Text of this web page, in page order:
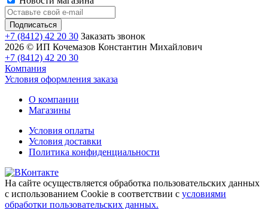
+7 (8412) 42 20 30 Заказать звонок
2026 © ИП Кочемазов Константин Михайлович
+7 (8412) 42 20 30
Компания
Условия оформления заказа
О компании
Магазины
Условия оплаты
Условия доставки
Политика конфиденциальности
На сайте осуществляется обработка пользовательских данных
с использованием Cookie в соответствии с условиями
обработки пользовательских данных.